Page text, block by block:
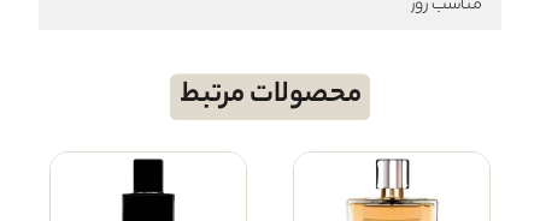
مناسب روز
محصولات مرتبط